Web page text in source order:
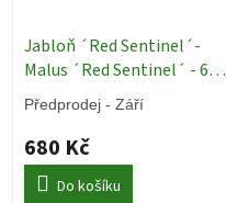
Jabloň ´Red Sentinel´-
Malus ´Red Sentinel´ - 60 -
80 cm, keř 4lOkrasné
stromy
Předprodej - Září
680 Kč
Do košíku